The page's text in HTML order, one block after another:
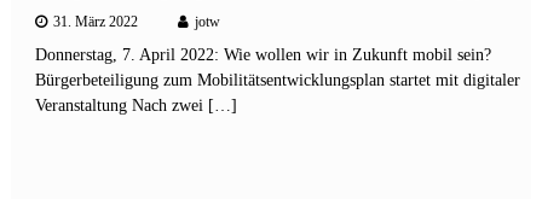
31. März 2022 jotw
Donnerstag, 7. April 2022: Wie wollen wir in Zukunft mobil sein?
Bürgerbeteiligung zum Mobilitätsentwicklungsplan startet mit digitaler
Veranstaltung Nach zwei […]